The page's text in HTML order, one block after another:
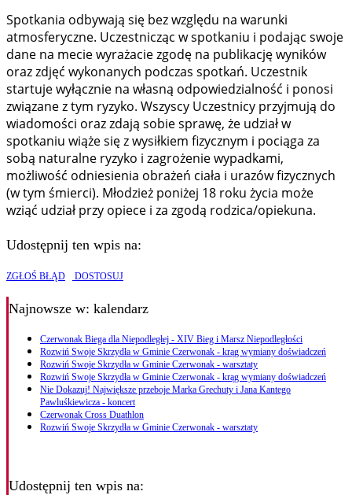
Spotkania odbywają się bez względu na warunki
atmosferyczne. Uczestnicząc w spotkaniu i podając swoje
dane na mecie wyrażacie zgodę na publikację wyników
oraz zdjęć wykonanych podczas spotkań. Uczestnik
startuje wyłącznie na własną odpowiedzialność i ponosi
związane z tym ryzyko. Wszyscy Uczestnicy przyjmują do
wiadomości oraz zdają sobie sprawę, że udział w
spotkaniu wiąże się z wysiłkiem fizycznym i pociąga za
sobą naturalne ryzyko i zagrożenie wypadkami,
możliwość odniesienia obrażeń ciała i urazów fizycznych
(w tym śmierci). Młodzież poniżej 18 roku życia może
wziąć udział przy opiece i za zgodą rodzica/opiekuna.
Udostępnij ten wpis na:
ZGŁOŚ BŁĄD DOSTOSUJ
Najnowsze w: kalendarz
Czerwonak Biega dla Niepodległej - XIV Bieg i Marsz Niepodległości
Rozwiń Swoje Skrzydła w Gminie Czerwonak - krąg wymiany doświadczeń
Rozwiń Swoje Skrzydła w Gminie Czerwonak - warsztaty
Rozwiń Swoje Skrzydła w Gminie Czerwonak - krąg wymiany doświadczeń
Nie Dokazuj! Największe przeboje Marka Grechuty i Jana Kantego
Pawluśkiewicza - koncert
Czerwonak Cross Duathlon
Rozwiń Swoje Skrzydła w Gminie Czerwonak - warsztaty
Udostępnij ten wpis na: